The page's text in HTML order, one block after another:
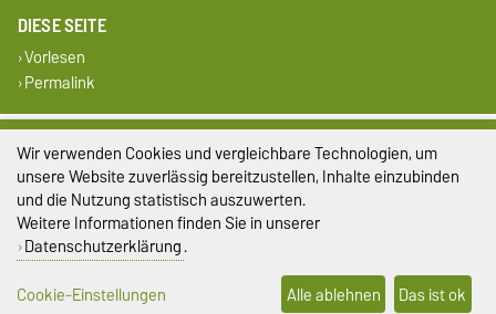
DIESE SEITE
Vorlesen
Permalink
Impressum
Datenschutz
Barrierefreiheit
Cookie-Einstellungen
Wir verwenden Cookies und vergleichbare Technologien, um
unsere Website zuverlässig bereitzustellen, Inhalte einzubinden
und die Nutzung statistisch auszuwerten.
Weitere Informationen finden Sie in unserer
Datenschutzerklärung.
Cookie-Einstellungen
Alle ablehnen Das ist ok